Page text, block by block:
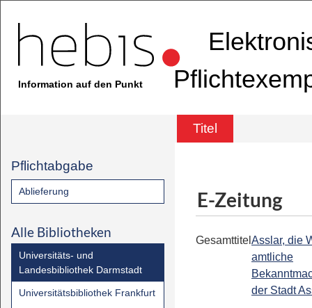
Information auf den Punkt
Titel
Pflichtabgabe
Ablieferung
Alle Bibliotheken
Universitäts- und
Landesbibliothek Darmstadt
Universitätsbibliothek Frankfurt
E-Zeitung
Gesamttitel Asslar, die
amtliche
der Stadt